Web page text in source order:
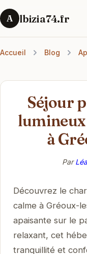
A lbizia74.fr
Accueil Blog
Séjour
lumineux
à
Par
Découvrez le
calme à Gréoux-
apaisante sur le
relaxant, cet
tranquillité et